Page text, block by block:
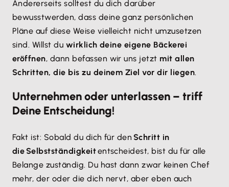
Andererseits solltest du dich darüber
bewusstwerden, dass deine ganz persönlichen
Pläne auf diese Weise vielleicht nicht umzusetzen
sind. Willst du wirklich deine eigene Bäckerei
eröffnen, dann befassen wir uns jetzt mit allen
Schritten, die bis zu deinem Ziel vor dir liegen.
Unternehmen oder unterlassen – triff
Deine Entscheidung!
Fakt ist: Sobald du dich für den Schritt in
die Selbstständigkeitentscheidest, bist du für alle
Belange zuständig. Du hast dann zwar keinen Chef
mehr, der oder die dich nervt, aber eben auch